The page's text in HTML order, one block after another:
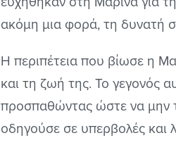
ακόμη μια φορά, τη δυνατή
Η περιπέτεια που βίωσε η
και τη ζωή της. Το γεγονός
προσπαθώντας ώστε να μην
οδηγούσε σε υπερβολές και